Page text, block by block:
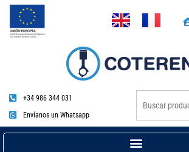
+34 986 344 031
Envíanos un Whatsapp